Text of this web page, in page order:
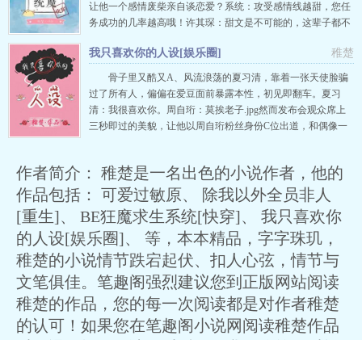
让他一个感情废柴亲自谈恋爱？系统：攻受感情线越甜，您任
务成功的几率越高哦！许其琛：甜文是不可能的，这辈子都不
我穿，我亲手做小甜饼【跪#是求生欲先动的手#许其琛：你真
的很像某个人……老攻：张嘴，吃糖。许其琛：你真的不
是……老攻：糖都堵不住你的…
稚楚
我只喜欢你的人设[娱乐圈]
骨子里又酷又A、风流浪荡的夏习清，靠着一张天使脸骗
过了所有人，偏偏在爱豆面前暴露本性，初见即翻车。夏习
清：我很喜欢你。周自珩：莫挨老子.jpg然而发布会观众席上
三秒即过的美貌，让他以周自珩粉丝身份C位出道，和偶像一
人设才知道是个纯情傲娇小学鸡。原以为拿的是我睡爱豆的剧
本，最后成了爱豆睡我…
作者简介： 稚楚是一名出色的小说作者，他的
作品包括： 可爱过敏原、 除我以外全员非人
[重生]、 BE狂魔求生系统[快穿]、 我只喜欢你
的人设[娱乐圈]、 等，本本精品，字字珠玑，
稚楚的小说情节跌宕起伏、扣人心弦，情节与
文笔俱佳。笔趣阁强烈建议您到正版网站阅读
稚楚的作品，您的每一次阅读都是对作者稚楚
的认可！如果您在笔趣阁小说网阅读稚楚作品